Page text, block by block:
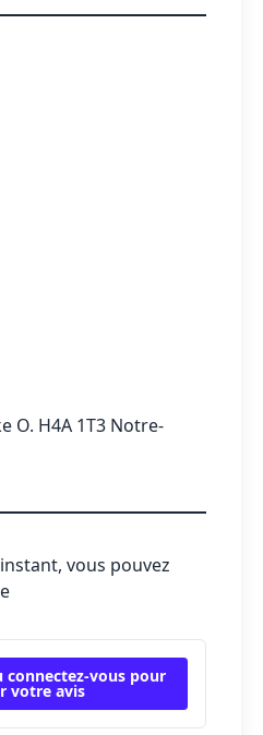
O. H4A 1T3 Notre-
vous pouvez
connectez-vous pour
votre avis